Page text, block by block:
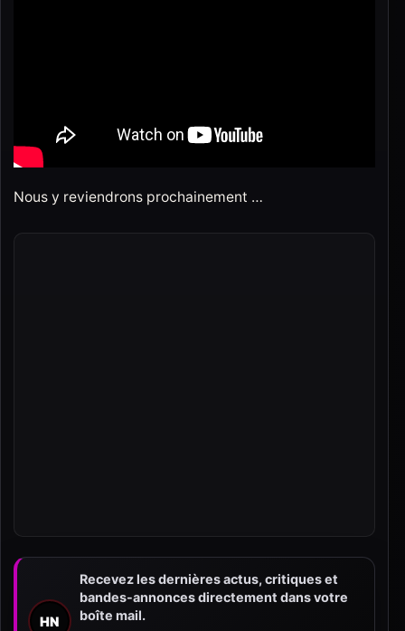
Nous y reviendrons prochainement …
HN
Recevez les dernières actus, critiques et
bandes-annonces directement dans votre
boîte mail.